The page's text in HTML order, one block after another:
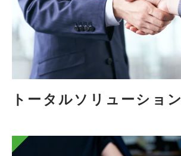
トータルソリューション